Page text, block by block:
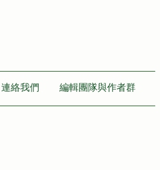
連絡我們 編輯團隊與作者群